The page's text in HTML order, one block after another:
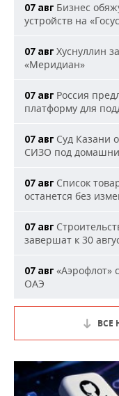
07 авг Бизнес
устройств на
07 авг Хуснуллин
«Меридиан»
07 авг Россия
платформу для
07 авг Суд Казани
СИЗО под
07 авг Список
останется без
07 авг
завершат к 30
07 авг «Аэрофлот»
ОАЭ
ВСЕ